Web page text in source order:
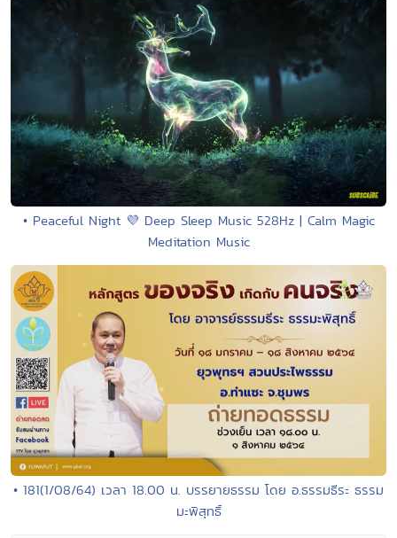
• Peaceful Night 💜 Deep Sleep Music 528Hz | Calm Magic
Meditation Music
• 181(1/08/64) เวลา 18.00 น. บรรยายธรรม โดย อ.ธรรมธีระ ธรรม
มะพิสุทธิ์